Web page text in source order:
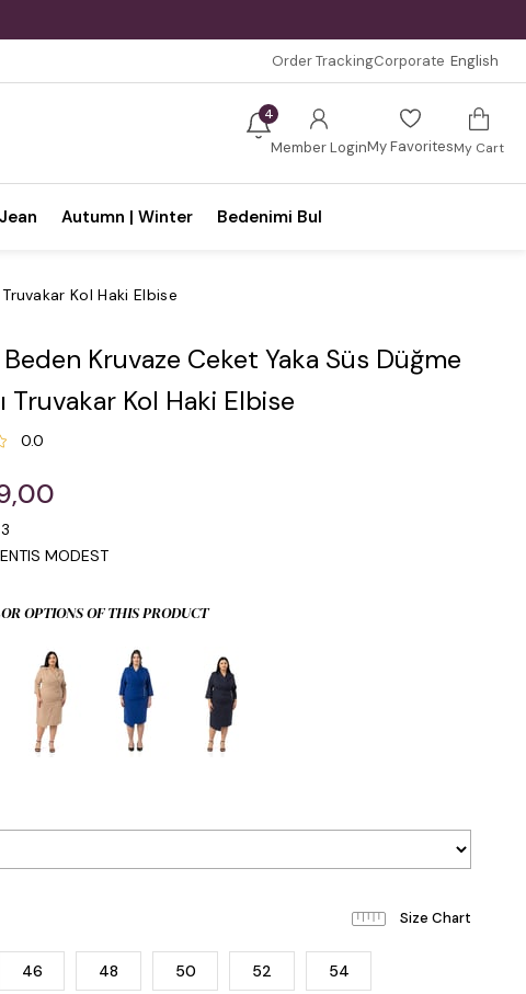
Order TrackingCorporate English
4
Member LoginMy FavoritesMy Cart
Autumn | Winter Bedenimi Bul
Kol Haki Elbise
Kruvaze Ceket Yaka Süs Düğme
Truvakar Kol Haki Elbise
0.0
MODEST
OPTIONS OF THIS PRODUCT
46 48 50 52 54